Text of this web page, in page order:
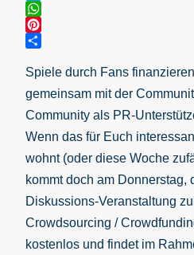
Twitter
WhatsApp
Pinterest
Spiele durch Fans
gemeinsam mit der
Community als PR-
Wenn das für Euch
wohnt (oder diese Woche
kommt doch am Donnerstag,
Diskussions-Veranstaltung
Crowdsourcing /
kostenlos und findet im